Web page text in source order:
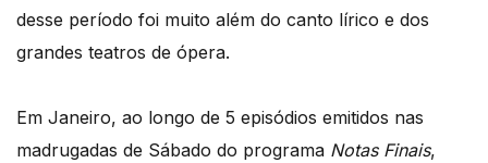
desse período foi muito além do canto lírico e dos
grandes teatros de ópera.
Em Janeiro, ao longo de 5 episódios emitidos nas
madrugadas de Sábado do programa Notas Finais,